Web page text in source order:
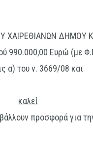
ΧΑΙΡΕΘΙΑΝΩΝ ΔΗΜΟΥ
990.000,00 Ευρώ (με
α) του ν. 3669/08 και
καλεί
προσφορά για